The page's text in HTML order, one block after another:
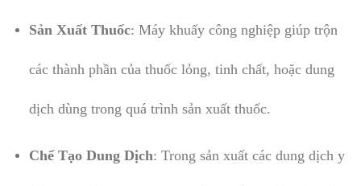
Sản Xuất Thuốc: Máy khuấy công nghiệp giúp trộn
các thành phần của thuốc lỏng, tinh chất, hoặc dung
dịch dùng trong quá trình sản xuất thuốc.
Chế Tạo Dung Dịch: Trong sản xuất các dung dịch y